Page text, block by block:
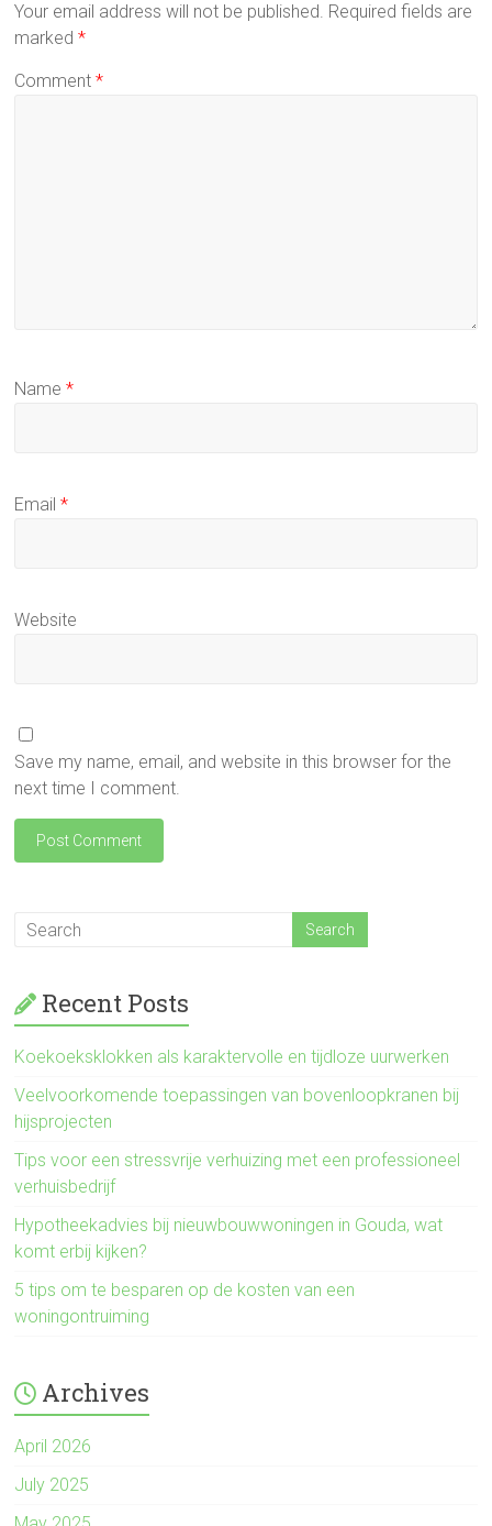
Your email address will not be published. Required fields are
marked*
Comment*
Name*
Email*
Website
Save my name, email, and website in this browser for the
next time I comment.
Recent Posts
Koekoeksklokken als karaktervolle en tijdloze uurwerken
Veelvoorkomende toepassingen van bovenloopkranen bij
hijsprojecten
Tips voor een stressvrije verhuizing met een professioneel
verhuisbedrijf
Hypotheekadvies bij nieuwbouwwoningen in Gouda, wat
komt erbij kijken?
5 tips om te besparen op de kosten van een
woningontruiming
Archives
April 2026
July 2025